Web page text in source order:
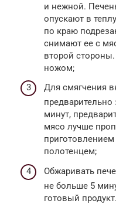
и нежной.
опускают в
по краю
снимают ее с
второй
ножом;
Для смягчения
минут,
мясо лучше
полотенцем;
Обжаривать
не больше 5
готовый